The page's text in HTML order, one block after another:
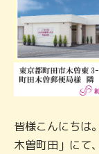
皆様こんにちは
木曽町田」にて